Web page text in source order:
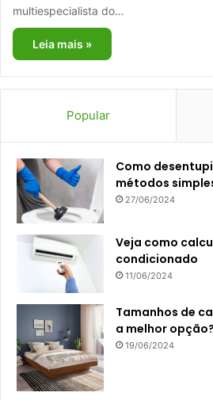
multiespecialista do…
Leia mais »
Popular
Como
métodos
27/06/2024
Veja como
condicionado
11/06/2024
Tamanhos de
a melhor opção?
19/06/2024